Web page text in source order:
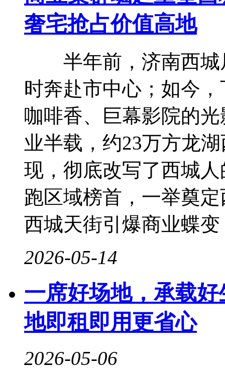
奢宅抢占价值高地
半年前，济南西城
时奔赴市中心；如今
咖啡香、巨幕影院的
业半载，约23万方龙
现，彻底改写了西城
跑区域榜首，一举
西城天街引爆商业蝶变
2026-05-14
一席好场地，承载
地即租即用更省心
2026-05-06